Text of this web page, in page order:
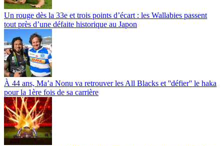
Un rouge dès la 33e et trois points d’écart : les Wallabies passent
tout près d’une défaite historique au Japon
À 44 ans, Ma’a Nonu va retrouver les All Blacks et ''défier'' le haka
pour la 1ère fois de sa carrière